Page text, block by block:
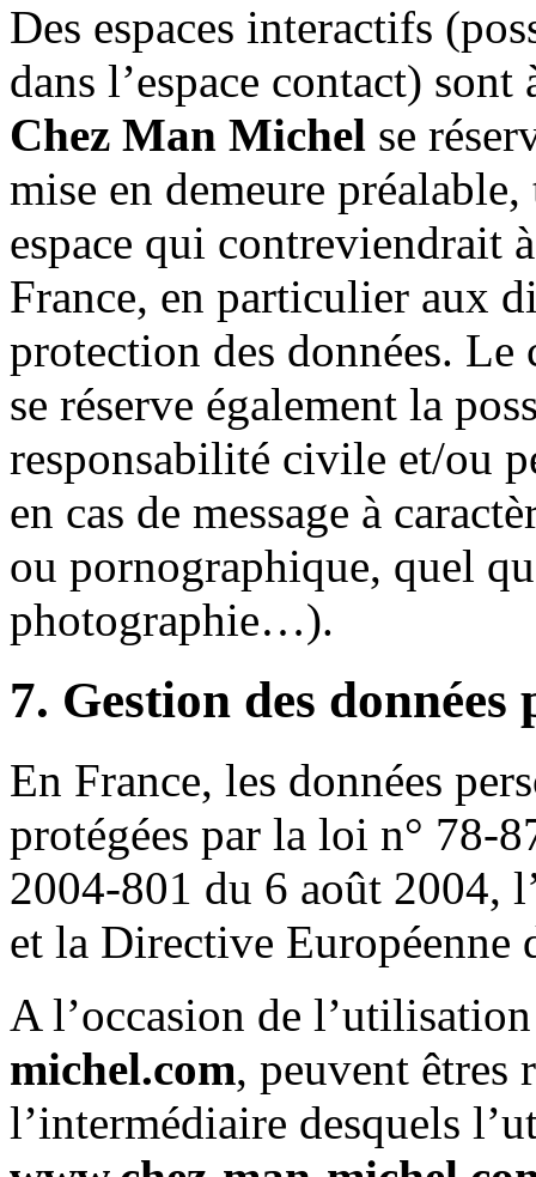
Des espaces interactifs
dans l’espace contact)
Chez Man Michel se
mise en demeure
espace qui contreviendrait
France, en particulier aux
protection des données. Le
se réserve également la
responsabilité civile et/ou
en cas de message à
ou pornographique, quel
photographie…).
7. Gestion des données
En France, les données
protégées par la loi n° 78-
2004-801 du 6 août 2004,
et la Directive Européenne
A l’occasion de
michel.com, peuvent êtres
l’intermédiaire desquels